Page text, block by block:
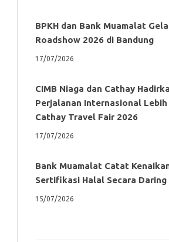
BPKH dan Bank Muamalat
Roadshow 2026 di Bandung
17/07/2026
CIMB Niaga dan Cathay
Perjalanan Internasional Lebih
Cathay Travel Fair 2026
17/07/2026
Bank Muamalat Catat
Sertifikasi Halal Secara Daring
15/07/2026